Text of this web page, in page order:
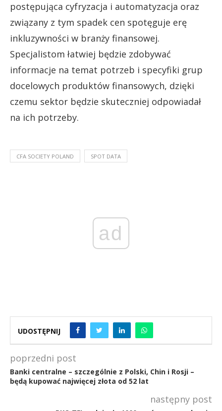
postępująca cyfryzacja i automatyzacja oraz
związany z tym spadek cen spotęguje erę
inkluzywności w branży finansowej.
Specjalistom łatwiej będzie zdobywać
informacje na temat potrzeb i specyfiki grup
docelowych produktów finansowych, dzięki
czemu sektor będzie skuteczniej odpowiadał
na ich potrzeby.
CFA SOCIETY POLAND SPOT DATA
ad
UDOSTĘPNIJ
poprzedni post
Banki centralne – szczególnie z Polski, Chin i Rosji –
będą kupować najwięcej złota od 52 lat
następny post